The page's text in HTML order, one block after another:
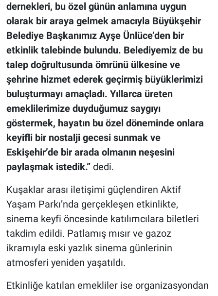
dernekleri, bu özel günün anlamına uygun
olarak bir araya gelmek amacıyla Büyükşehir
Belediye Başkanımız Ayşe Ünlüce’den bir
etkinlik talebinde bulundu. Belediyemiz de bu
talep doğrultusunda ömrünü ülkesine ve
şehrine hizmet ederek geçirmiş büyüklerimizi
buluşturmayı amaçladı. Yıllarca üreten
emeklilerimize duyduğumuz saygıyı
göstermek, hayatın bu özel döneminde onlara
keyifli bir nostalji gecesi sunmak ve
Eskişehir’de bir arada olmanın neşesini
paylaşmak istedik.”dedi.
Kuşaklar arası iletişimi güçlendiren Aktif
Yaşam Parkı’nda gerçekleşen etkinlikte,
sinema keyfi öncesinde katılımcılara biletleri
takdim edildi. Patlamış mısır ve gazoz
ikramıyla eski yazlık sinema günlerinin
atmosferi yeniden yaşatıldı.
Etkinliğe katılan emekliler ise organizasyondan